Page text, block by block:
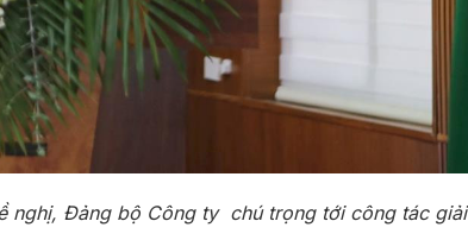
nghị, Đảng bộ Công ty chú trọng tới công tác giải